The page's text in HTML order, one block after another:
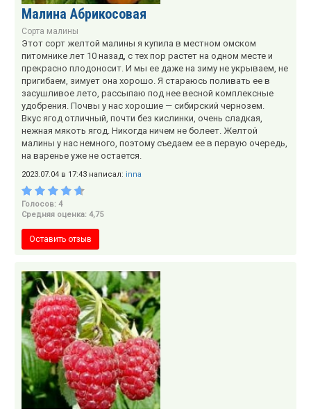
Малина Абрикосовая
Сорта малины
Этот сорт желтой малины я купила в местном омском
питомнике лет 10 назад, с тех пор растет на одном месте и
прекрасно плодоносит. И мы ее даже на зиму не укрываем, не
пригибаем, зимует она хорошо. Я стараюсь поливать ее в
засушливое лето, рассыпаю под нее весной комплексные
удобрения. Почвы у нас хорошие — сибирский чернозем.
Вкус ягод отличный, почти без кислинки, очень сладкая,
нежная мякоть ягод. Никогда ничем не болеет. Желтой
малины у нас немного, поэтому съедаем ее в первую очередь,
на варенье уже не остается.
2023.07.04 в 17:43 написал: inna
Голосов: 4
Средняя оценка: 4,75
Оставить отзыв